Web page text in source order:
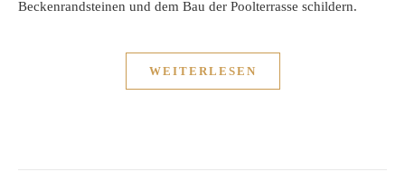
Beckenrandsteinen und dem Bau der Poolterrasse schildern.
WEITERLESEN